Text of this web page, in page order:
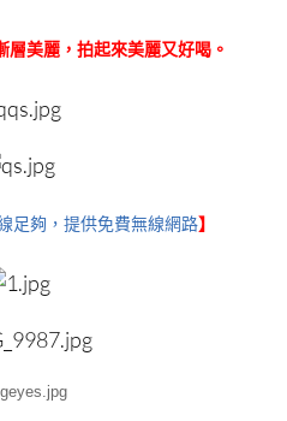
美麗，拍起來美麗又好喝。
足夠，提供免費無線網路】